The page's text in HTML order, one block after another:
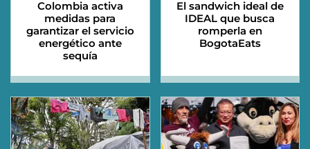
Colombia activa
medidas para
garantizar el servicio
energético ante
sequía
El sandwich ideal de
IDEAL que busca
romperla en
BogotaEats